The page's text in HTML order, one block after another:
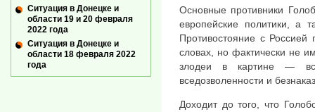
Основные противники
европейские политики, а
Противостояние с
словах, но фактически не
злодеи в картине —
вседозволенности и
Доходит до того, что
Ситуация в Донецке и
области 19 и 20 февраля
2022 года
Ситуация в Донецке и
области 18 февраля 2022
года